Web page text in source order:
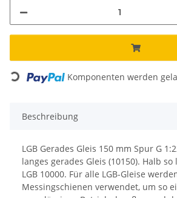
Loading... Komponenten werden
Beschreibung
LGB Gerades Gleis 150 mm Spur G
langes gerades Gleis (10150). Halb
LGB 10000. Für alle LGB-Gleise
Messingschienen verwendet, um so